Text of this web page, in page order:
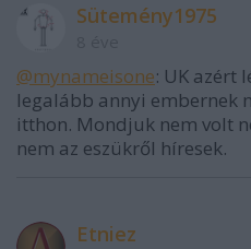
Sütemény1975
@mynameisone: UK azért
legalább annyi embernek
itthon. Mondjuk nem volt
nem az eszükről híresek.
Etniez